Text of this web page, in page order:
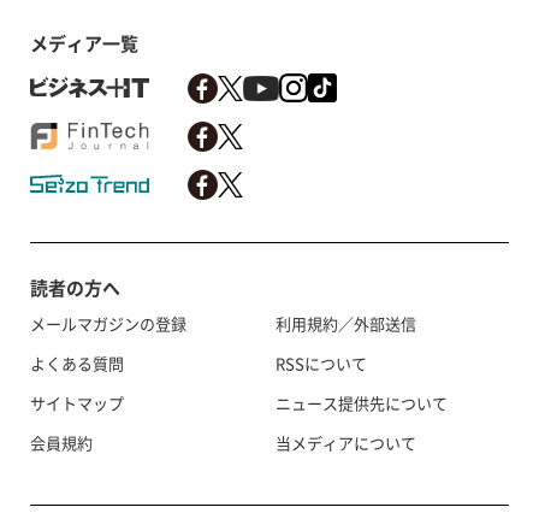
メディア一覧
読者の方へ
メールマガジンの登録
よくある質問
サイトマップ
会員規約
利用規約／外部送信
RSSについて
ニュース提供先について
当メディアについて